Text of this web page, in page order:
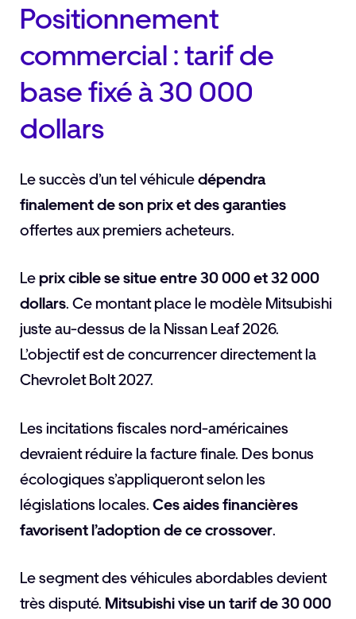
Positionnement
commercial : tarif de
base fixé à 30 000
dollars
Le succès d’un tel véhiculedépendra
finalement de son prix et des garanties
offertes aux premiers acheteurs.
Leprix cible se situe entre 30 000 et 32 000
dollars. Ce montant place le modèle Mitsubishi
juste au-dessus de la Nissan Leaf 2026.
L’objectif est de concurrencer directement la
Chevrolet Bolt 2027.
Les incitations fiscales nord-américaines
devraient réduire la facture finale. Des bonus
écologiques s’appliqueront selon les
législations locales. Ces aides financières
favorisent l’adoption de ce crossover.
Le segment des véhicules abordables devient
très disputé. Mitsubishi vise un tarif de 30 000